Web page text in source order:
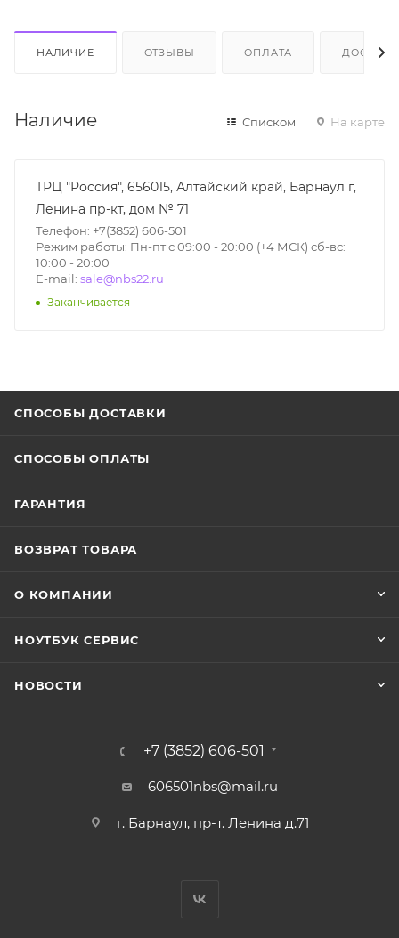
НАЛИЧИЕ ОТЗЫВЫ ОПЛАТА
Наличие Списком На карте
ТРЦ "Россия", 656015, Алтайский край, Барнаул г,
Ленина пр-кт, дом № 71
Телефон: +7(3852) 606-501
Режим работы: Пн-пт с 09:00 - 20:00 (+4 МСК) сб-вс:
10:00 - 20:00
E-mail: sale@nbs22.ru
Заканчивается
СПОСОБЫ ДОСТАВКИ
СПОСОБЫ ОПЛАТЫ
ГАРАНТИЯ
ВОЗВРАТ ТОВАРА
О КОМПАНИИ
НОУТБУК СЕРВИС
НОВОСТИ
+7 (3852) 606-501
606501nbs@mail.ru
г. Барнаул, пр-т. Ленина д.71